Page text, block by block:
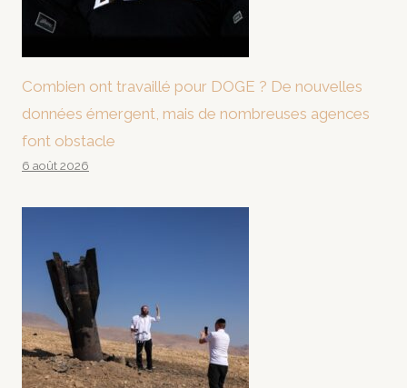
Combien ont travaillé pour DOGE ? De nouvelles
données émergent, mais de nombreuses agences
font obstacle
6 août 2026